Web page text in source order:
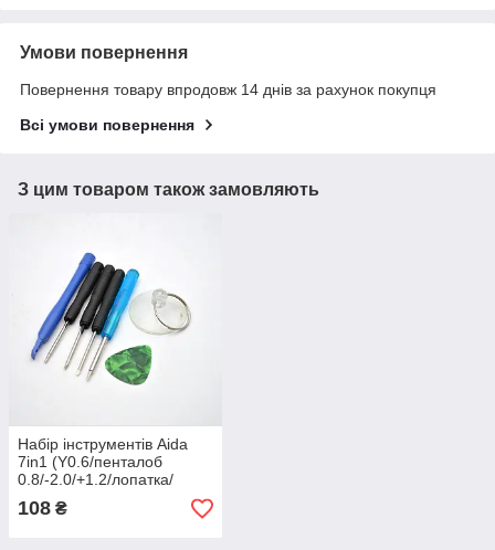
Умови повернення
Повернення товару впродовж 14 днів за рахунок покупця
Всі умови повернення
З цим товаром також замовляють
Набір інструментів Aida
7in1 (Y0.6/пенталоб
0.8/-2.0/+1.2/лопатка/
медіатор/присоска)
108 ₴